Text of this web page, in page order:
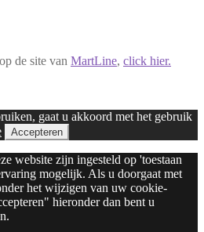
de site van MartLine, click hier.
gaat u akkoord met het gebruik
Accepteren
website zijn ingesteld op 'toestaan
mogelijk. Als u doorgaat met
het wijzigen van uw cookie-
hieronder dan bent u